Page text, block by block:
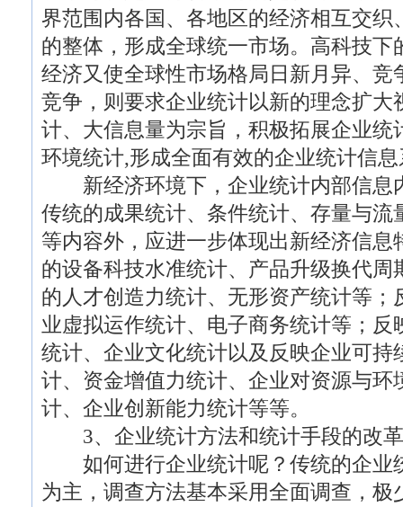
界范围内各国、各地区的经济相互交织
的整体，形成全球统一市场。高科技下
经济又使全球性市场格局日新月异、竞
竞争，则要求企业统计以新的理念扩大
计、大信息量为宗旨，积极拓展企业统
环境统计,形成全面有效的企业统计信
新经济环境下，企业统计内部信息
传统的成果统计、条件统计、存量与流
等内容外，应进一步体现出新经济信息
的设备科技水准统计、产品升级换代周
的人才创造力统计、无形资产统计等；
业虚拟运作统计、电子商务统计等；反
统计、企业文化统计以及反映企业可持
计、资金增值力统计、企业对资源与环
计、企业创新能力统计等等。
3、企业统计方法和统计手段的改革
如何进行企业统计呢？传统的企业
为主，调查方法基本采用全面调查，